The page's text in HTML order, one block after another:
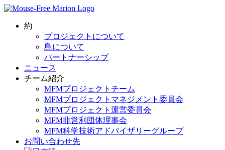
Skip
content約
プロジェクトについて
島について
パートナーシップ
ニュース
チーム紹介
MFMプロジェクトチーム
MFMプロジェクトマネジメント委員会
MFMプロジェクト運営委員会
MFM非営利団体理事会
MFM科学技術アドバイザリーグループ
お問い合わせ先